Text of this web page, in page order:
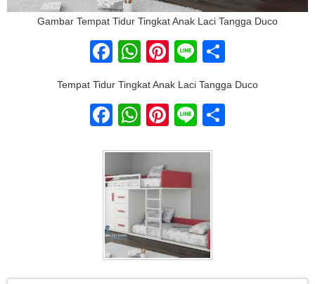
Gambar Tempat Tidur Tingkat Anak Laci Tangga Duco
Facebook
WhatsApp
Pinterest
Line
Tempat Tidur Tingkat Anak Laci Tangga Duco
Facebook
WhatsApp
Pinterest
Line